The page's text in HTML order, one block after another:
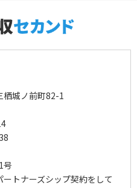
栖城ノ前町82-1
号
トナーズシップ契約をして